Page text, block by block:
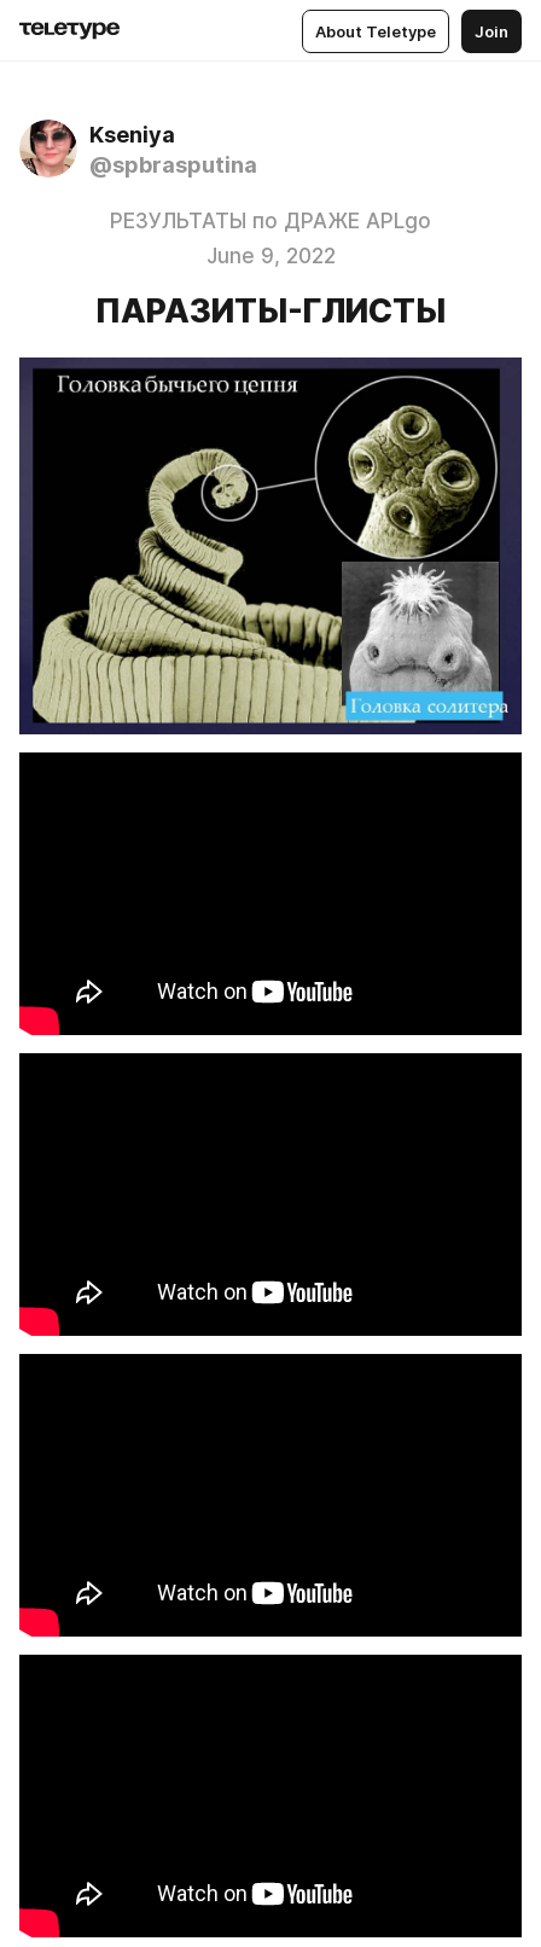
About Teletype Join
Kseniya
@spbrasputina
РЕЗУЛЬТАТЫ по ДРАЖЕ APLgo
June 9, 2022
ПАРАЗИТЫ-ГЛИСТЫ